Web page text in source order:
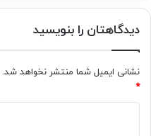
دیدگاهتان را بنویسید
نشانی ایمیل شما منتشر نخواهد شد.
*